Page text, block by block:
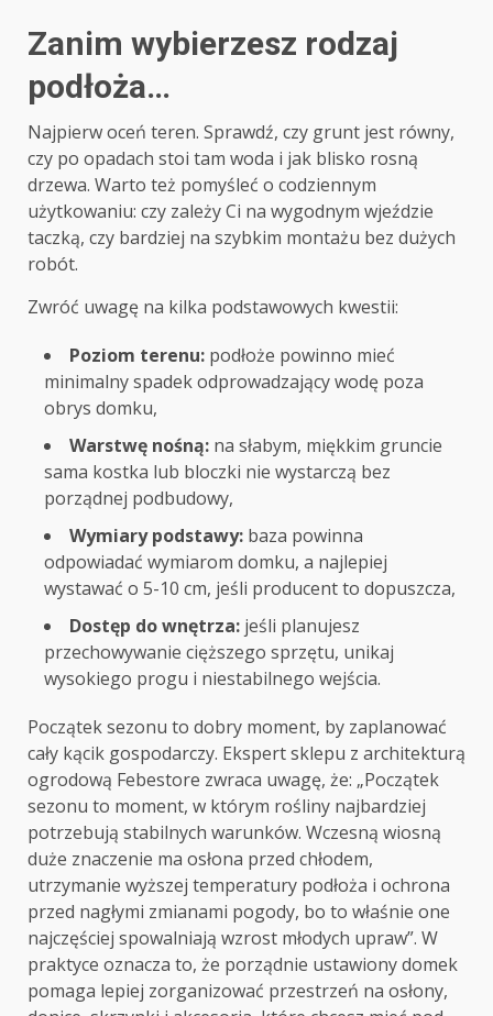
Zanim wybierzesz rodzaj
podłoża…
Najpierw oceń teren. Sprawdź, czy grunt jest równy,
czy po opadach stoi tam woda i jak blisko rosną
drzewa. Warto też pomyśleć o codziennym
użytkowaniu: czy zależy Ci na wygodnym wjeździe
taczką, czy bardziej na szybkim montażu bez dużych
robót.
Zwróć uwagę na kilka podstawowych kwestii:
Poziom terenu: podłoże powinno mieć
minimalny spadek odprowadzający wodę poza
obrys domku,
Warstwę nośną: na słabym, miękkim gruncie
sama kostka lub bloczki nie wystarczą bez
porządnej podbudowy,
Wymiary podstawy: baza powinna
odpowiadać wymiarom domku, a najlepiej
wystawać o 5-10 cm, jeśli producent to dopuszcza,
Dostęp do wnętrza: jeśli planujesz
przechowywanie cięższego sprzętu, unikaj
wysokiego progu i niestabilnego wejścia.
Początek sezonu to dobry moment, by zaplanować
cały kącik gospodarczy. Ekspert sklepu z architekturą
ogrodową Febestore zwraca uwagę, że: „Początek
sezonu to moment, w którym rośliny najbardziej
potrzebują stabilnych warunków. Wczesną wiosną
duże znaczenie ma osłona przed chłodem,
utrzymanie wyższej temperatury podłoża i ochrona
przed nagłymi zmianami pogody, bo to właśnie one
najczęściej spowalniają wzrost młodych upraw”. W
praktyce oznacza to, że porządnie ustawiony domek
pomaga lepiej zorganizować przestrzeń na osłony,